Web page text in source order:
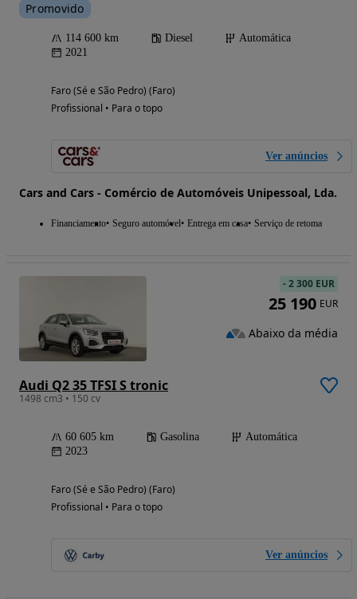
Promovido
114 600 km Diesel
Automática
2021
Faro (Sé e São Pedro) (Faro)
Profissional • Para o topo
Ver anúncios
Cars and Cars - Comércio de Automóveis Unipessoal, Lda.
Financiamento Seguro automóvel Entrega em casa Serviço de retoma
Audi Q2 35 TFSI S tronic
1498 cm3 • 150 cv
60 605 km Gasolina
Automática
2023
Faro (Sé e São Pedro) (Faro)
Profissional • Para o topo
Ver anúncios
-2 300 EUR
25 190 EUR
Abaixo da média